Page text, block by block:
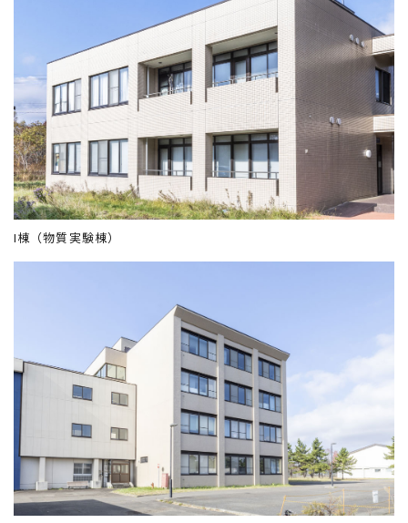
I棟（物質実験棟）